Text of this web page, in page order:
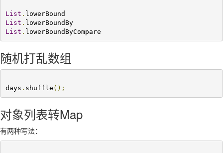
List .
List .
lowerBoundBy
List . lowerBoundByCompare
随机打乱数组
days . shuffle ();
对象列表转Map
有两种写法：